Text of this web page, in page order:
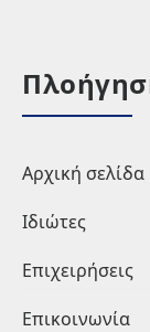
Αρχική σελίδα
Ιδιώτες
Επιχειρήσεις
Επικοινωνία